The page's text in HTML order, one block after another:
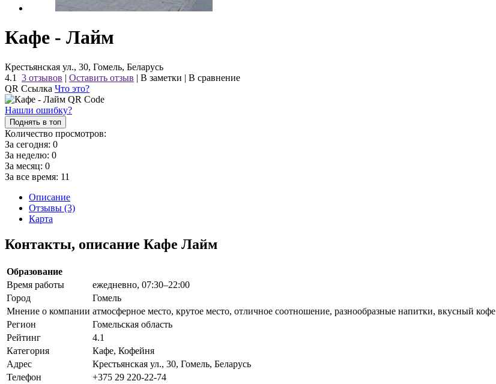
Кафе - Лайм
Крестьянская ул., 30, Гомель, Беларусь
4.1
3 отзывов | Оставить отзыв | В заметки | В сравнение
QR Ссылка Что это?
Нашли ошибку?
Поднять в топ
Количество просмотров:
За сегодня: 0
За неделю: 0
За месяц: 0
За все время: 11
Описание
Отзывы (3)
Карта
Контакты, описание Кафе Лайм
Образование
Время работы
ежедневно, 07:30–22:00
Город
Гомель
Мнение о компании атмосферное место, крутое место, отличное соотношение, разнообразные напитки, вкусный кофе
Регион
Гомельская область
Рейтинг
4.1
Категория
Кафе, Кофейня
Адрес
Крестьянская ул., 30, Гомель, Беларусь
Телефон
+375 29 220-22-74